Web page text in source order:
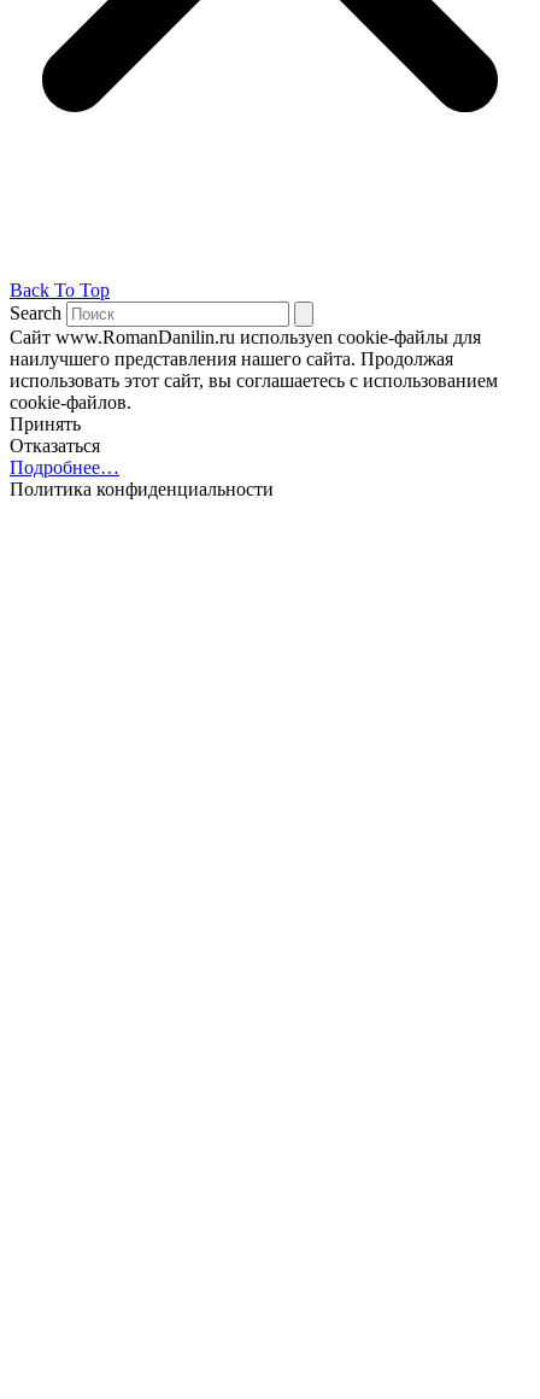
Back To Top
Search
Сайт www.RomanDanilin.ru используеn cookie-файлы для
наилучшего представления нашего сайта. Продолжая
использовать этот сайт, вы соглашаетесь с использованием
cookie-файлов.
Принять
Отказаться
Подробнее…
Политика конфиденциальности